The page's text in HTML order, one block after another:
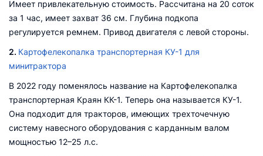
Имеет привлекательную стоимость. Рассчитана на 20 соток
за 1 час, имеет захват 36 см. Глубина подкопа
регулируется ремнем. Привод двигателя с левой стороны.
2. Картофелекопалка транспортерная КУ-1 для
минитрактора
В 2022 году поменялось название на Картофелекопалка
транспортерная Краян КК-1. Теперь она называется КУ-1.
Она подходит для тракторов, имеющих трехточечную
систему навесного оборудования с карданным валом
мощностью 12–25 л.с.